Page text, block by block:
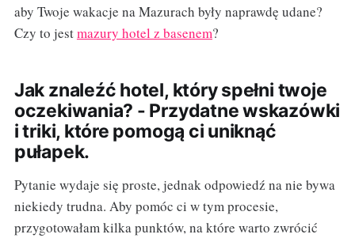
aby Twoje wakacje na Mazurach były naprawdę udane?
Czy to jestmazury hotel z basenem?
Jak znaleźć hotel, który spełni twoje
oczekiwania? - Przydatne wskazówki
i triki, które pomogą ci uniknąć
pułapek.
Pytanie wydaje się proste, jednak odpowiedź na nie bywa
niekiedy trudna. Aby pomóc ci w tym procesie,
przygotowałam kilka punktów, na które warto zwrócić